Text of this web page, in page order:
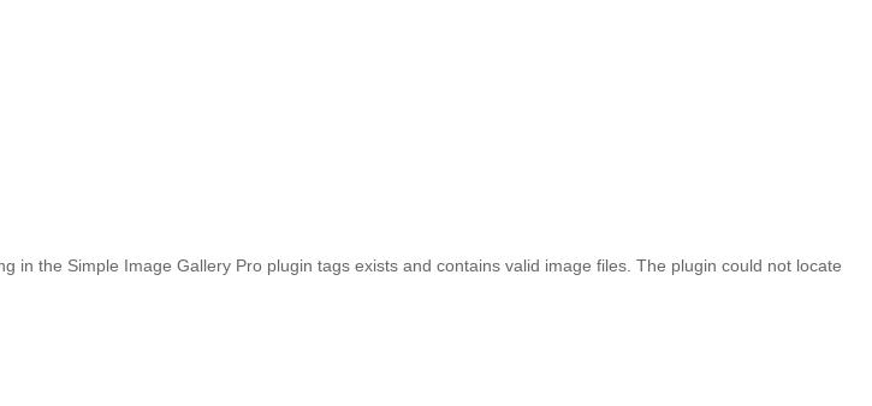
the Simple Image Gallery Pro plugin tags exists and contains valid image files. The plugin could not locate